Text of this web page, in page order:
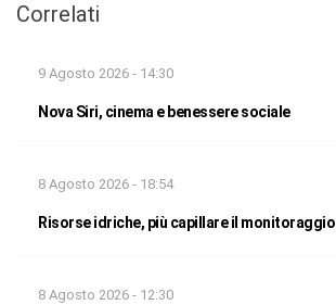
Correlati
9 Agosto 2026 - 14:30
Nova Siri, cinema e benessere sociale
8 Agosto 2026 - 18:54
Risorse idriche, più capillare il monitoraggio
8 Agosto 2026 - 12:30